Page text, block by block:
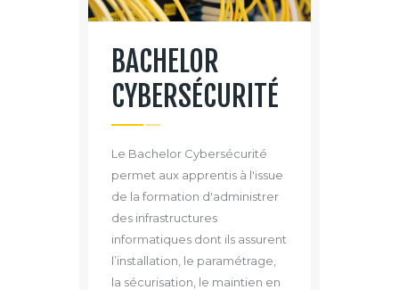
BACHELOR
CYBERSÉCURITÉ
Le Bachelor Cybersécurité
permet aux apprentis à l'issue
de la formation d'administrer
des infrastructures
informatiques dont ils assurent
l’installation, le paramétrage,
la sécurisation, le maintien en